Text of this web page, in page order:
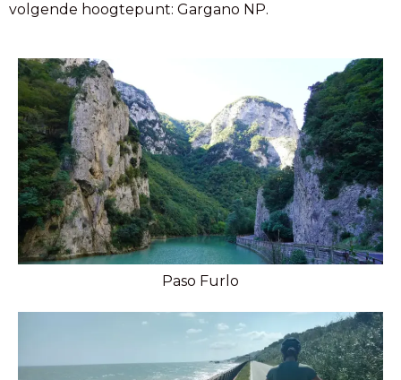
volgende hoogtepunt: Gargano NP.
Paso Furlo